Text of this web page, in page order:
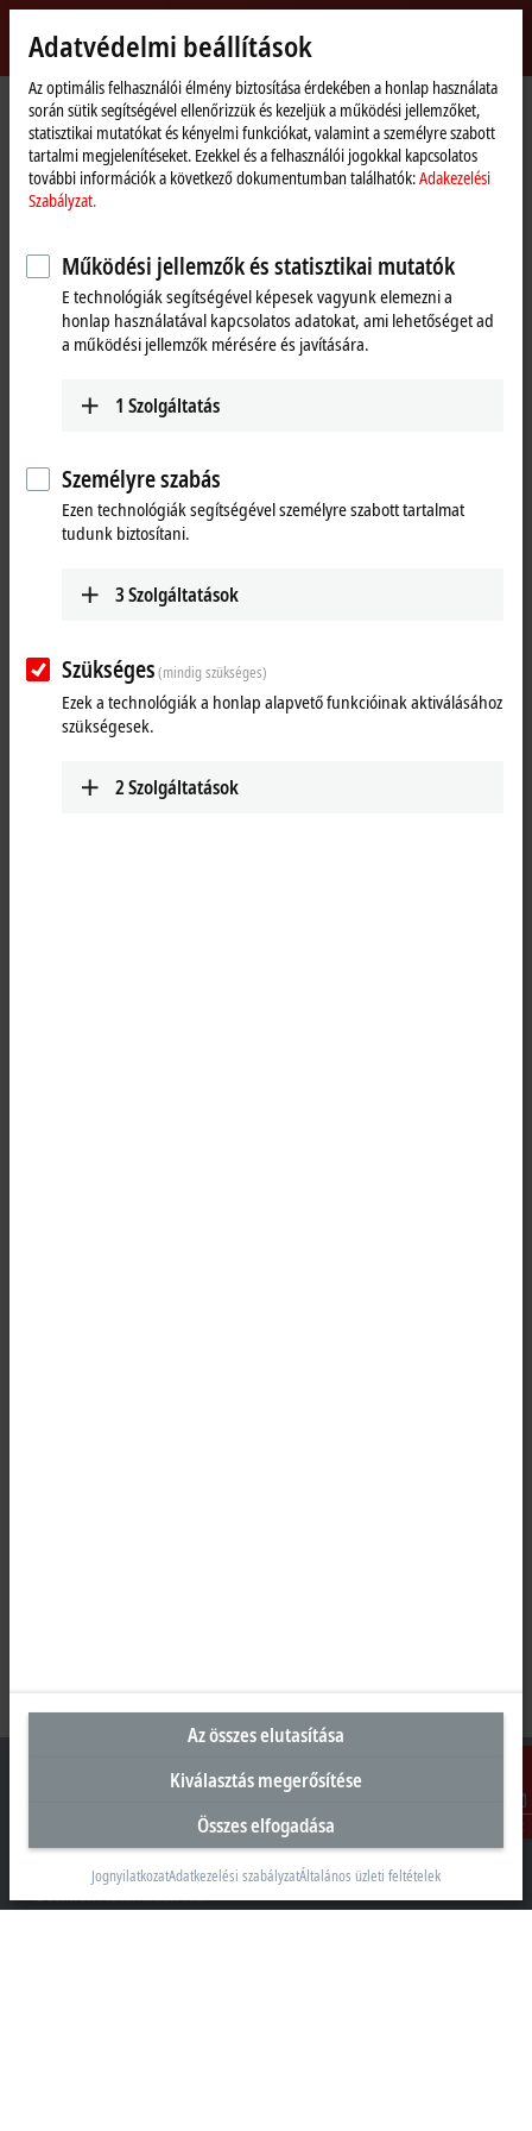
Beckhoff
-
New
Automation
Technology
KezdőlapProducts I/O Fieldbus Box and IO-Link box
IO-Link box
EPIxxxx | industrial housing
EPI23xx | Digital combi
Kontakt
Tabular product overview Product finder
The EPI23xx digital I/O modules combine digital inputs and digital
Your selection:
Reset all filter values
Magyarországi központ
Beckhoff Automation Kft.
Adatvédelmi beállítások
Az optimális felhasználói élmény biztosítása érdekében a honlap használata
során sütik segítségével ellenőrizzük és kezeljük a működési jellemzőket,
statisztikai mutatókat és kényelmi funkciókat, valamint a személyre szabott
tartalmi megjelenítéseket. Ezekkel és a felhasználói jogokkal kapcsolatos
további információk a következő dokumentumban találhatók:Adakezelési
Szabályzat.
Működési jellemzők és statisztikai mutatók
E technológiák segítségével képesek vagyunk elemezni a
honlap használatával kapcsolatos adatokat, ami lehetőséget ad
a működési jellemzők mérésére és javítására.
1 Szolgáltatás
Személyre szabás
Ezen technológiák segítségével személyre szabott tartalmat
tudunk biztosítani.
3Szolgáltatások
Szükséges(mindig szükséges)
Ezek a technológiák a honlap alapvető funkcióinak aktiválásához
szükségesek.
2Szolgáltatások
Az összes elutasítása
Kiválasztás megerősítése
Összes elfogadása
JognyilatkozatAdatkezelési szabályzatÁltalános üzleti feltételek